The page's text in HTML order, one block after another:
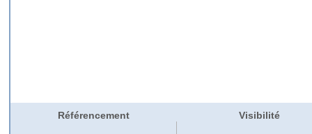
Référencement Visibilité